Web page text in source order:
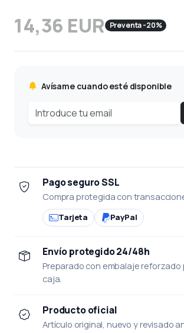
14,36 EUR Preventa -20%
Avísame cuando esté disponible
Pago seguro SSL
Compra protegida con
Tarjeta PayPal
Envío protegido 24/48h
Preparado con embalaje reforzado
caja.
Producto oficial
Artículo original, nuevo y revisado